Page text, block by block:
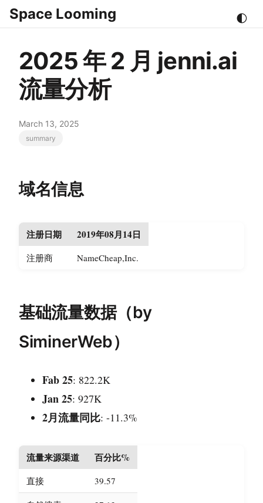
Space Looming 🌓
2025 年 2 月 jenni.ai
流量分析
March 13, 2025
summary
域名信息
注册日期 2019年08月14日
注册商 NameCheap,Inc.
基础流量数据（by
SiminerWeb）
Fab 25: 822.2K
Jan 25: 927K
2月流量同比: -11.3%
流量来源渠道 百分比%
直接 39.57